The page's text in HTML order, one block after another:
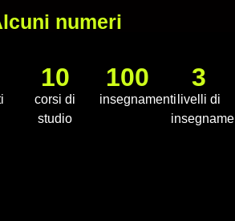
numeri
10
corsi di
studio
100
insegnamenti
3
livelli di